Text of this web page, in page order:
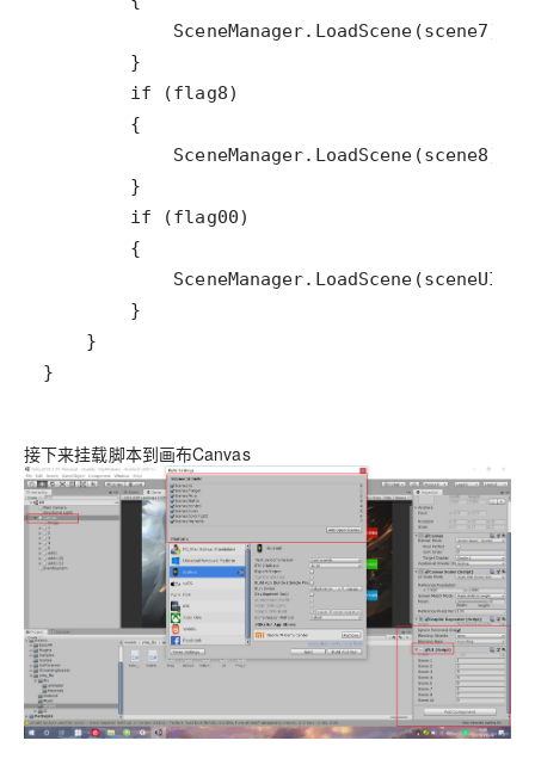
}
接下来挂载脚本到画布Canvas